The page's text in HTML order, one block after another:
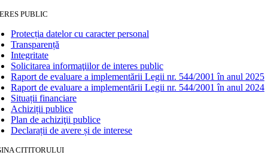
PUBLIC
Protecția datelor cu caracter personal
Transparență
Integritate
Solicitarea informaţiilor de interes public
Raport de evaluare a implementării Legii nr. 544/2001 în anul 2025
Raport de evaluare a implementării Legii nr. 544/2001 în anul 2024
Situații financiare
Achiziții publice
Plan de achiziţii publice
Declarații de avere și de interese
CITITORULUI